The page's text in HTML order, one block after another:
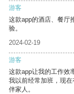
游客
这款app的酒店、餐厅
验。
2024-02-19
游客
这款app让我的工作效
我以前经常加班，现
伴家人。